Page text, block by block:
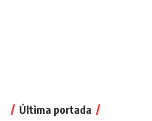
Última portada